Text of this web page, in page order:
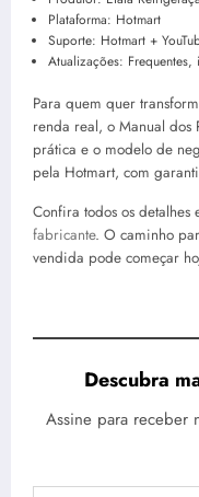
Plataforma: Hotmart
Suporte: Hotmart +
Atualizações:
Para quem quer
renda real, o Manual dos
prática e o modelo de
pela Hotmart, com
Confira todos os detalhes
fabricante. O caminho
vendida pode começar
Descubra
Assine para receber
Digite seu e-mail…